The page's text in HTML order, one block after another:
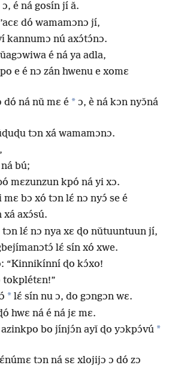
é ná gosín jí ǎ.
dó wamamɔnɔ jí,
kannumɔ nú axɔ́tɔ́nɔ.
é ná ya adla,
e é nɔ zán hwenu e xomɛ
dó ná nǔ mɛ é * ɔ, è ná kɔn nyɔ̌ná
tɔn xá wamamɔnɔ.
bú;
mɛzunzun kpó ná yi xɔ.
mɛ bɔ xó tɔn lɛ́ nɔ nyɔ́ se é
xá axɔ́sú.
lɛ́ nɔ nya xɛ ɖo nǔtuuntuun jí,
lɛ́ sín xó xwe.
“Kinnikínní ɖo kɔ́xo!
tokplétɛn!”
* lɛ́ sín nu ɔ, do gɔngɔn wɛ.
hwɛ ná é ná jɛ mɛ.
bo jínjɔ́n ayǐ ɖo yɔkpɔ́vú *
tɔn ná sɛ xlojijɔ ɔ dó zɔ